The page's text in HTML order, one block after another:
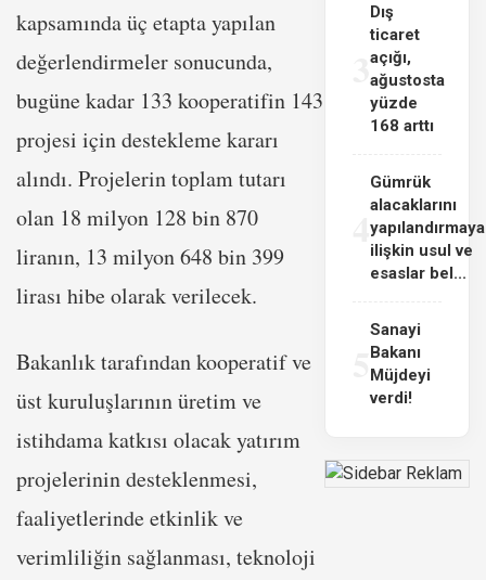
kapsamında üç etapta yapılan
değerlendirmeler sonucunda,
bugüne kadar 133 kooperatifin 143
projesi için destekleme kararı
alındı. Projelerin toplam tutarı
olan 18 milyon 128 bin 870
liranın, 13 milyon 648 bin 399
lirası hibe olarak verilecek.
Bakanlık tarafından kooperatif ve
üst kuruluşlarının üretim ve
istihdama katkısı olacak yatırım
projelerinin desteklenmesi,
faaliyetlerinde etkinlik ve
verimliliğin sağlanması, teknoloji
3
Dış
ticaret
açığı,
ağustosta
yüzde
168 arttı
4
Gümrük
alacaklarını
yapılandırmaya
ilişkin usul ve
esaslar bel...
Sanayi
Bakanı
Müjdeyi
verdi!